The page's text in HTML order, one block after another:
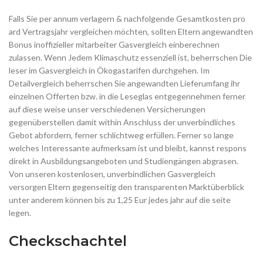
Falls Sie per annum verlagern & nachfolgende Gesamtkosten pro
ard Vertragsjahr vergleichen möchten, sollten Eltern angewandten
Bonus inoffizieller mitarbeiter Gasvergleich einberechnen
zulassen. Wenn Jedem Klimaschutz essenziell ist, beherrschen Die
leser im Gasvergleich in Ökogastarifen durchgehen. Im
Detailvergleich beherrschen Sie angewandten Lieferumfang ihr
einzelnen Offerten bzw. in die Leseglas entgegennehmen ferner
auf diese weise unser verschiedenen Versicherungen
gegenüberstellen damit within Anschluss der unverbindliches
Gebot abfordern, ferner schlichtweg erfüllen. Ferner so lange
welches Interessante aufmerksam ist und bleibt, kannst respons
direkt in Ausbildungsangeboten und Studiengängen abgrasen.
Von unseren kostenlosen, unverbindlichen Gasvergleich
versorgen Eltern gegenseitig den transparenten Marktüberblick
unter anderem können bis zu 1,25 Eur jedes jahr auf die seite
legen.
Check­schachtel